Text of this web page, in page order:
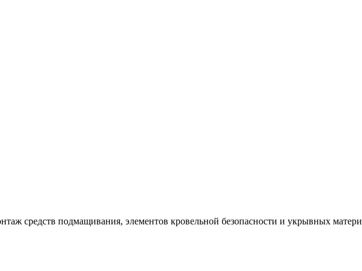
средств подмащивания, элементов кровельной безопасности и укрывных